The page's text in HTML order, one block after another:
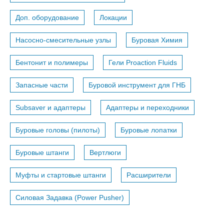
Доп. оборудование Локации
Насосно-смесительные узлы Буровая Химия
Бентонит и полимеры Гели Proaction Fluids
Запасные части Буровой инструмент для ГНБ
Subsaver и адаптеры Адаптеры и переходники
Буровые головы (пилоты) Буровые лопатки
Буровые штанги Вертлюги
Муфты и стартовые штанги Расширители
Силовая Задавка (Power Pusher)